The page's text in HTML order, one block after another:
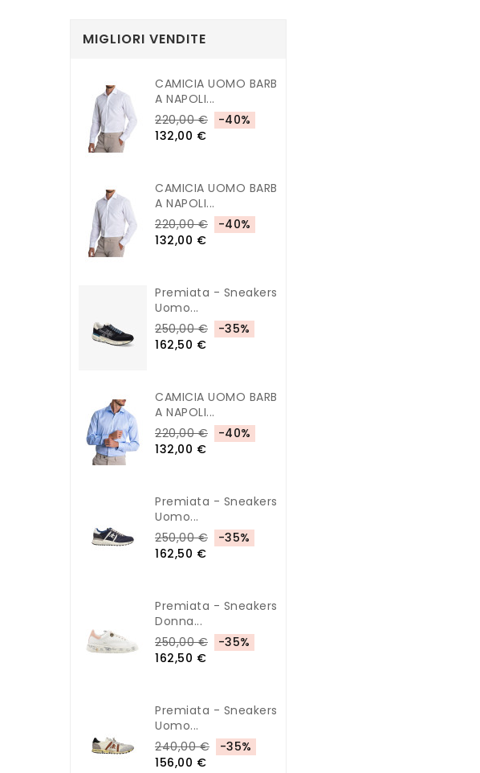
MIGLIORI VENDITE
CAMICIA UOMO BARB
A NAPOLI...
220,00 €
-40%
132,00 €
CAMICIA UOMO BARB
A NAPOLI...
220,00 €
-40%
132,00 €
Premiata - Sneakers
Uomo...
250,00 €
-35%
162,50 €
CAMICIA UOMO BARB
A NAPOLI...
220,00 €
-40%
132,00 €
Premiata - Sneakers
Uomo...
250,00 €
-35%
162,50 €
Premiata - Sneakers
Donna...
250,00 €
-35%
162,50 €
Premiata - Sneakers
Uomo...
240,00 €
-35%
156,00 €